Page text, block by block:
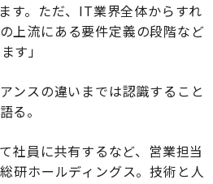
す。ただ、IT業界全体からすれ
上流にある要件定義の段階など
す」
ンスの違いまでは認識すること
る。
社員に共有するなど、営業担当
研ホールディングス。技術と人